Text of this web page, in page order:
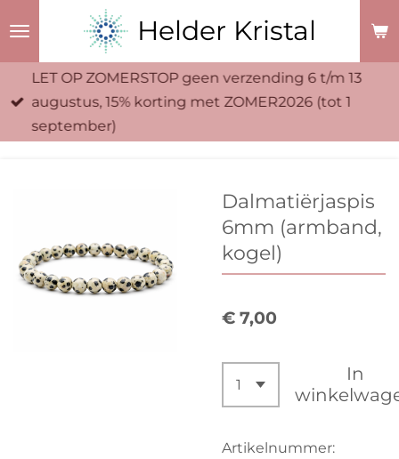
naar
Helder Kristal
LET OP ZOMERSTOP geen verzending 6 t/m 13
augustus, 15% korting met ZOMER2026 (tot 1
september)
Dalmatiërjaspis
6mm (armband,
kogel)
€ 7,00
In
Artikelnummer: